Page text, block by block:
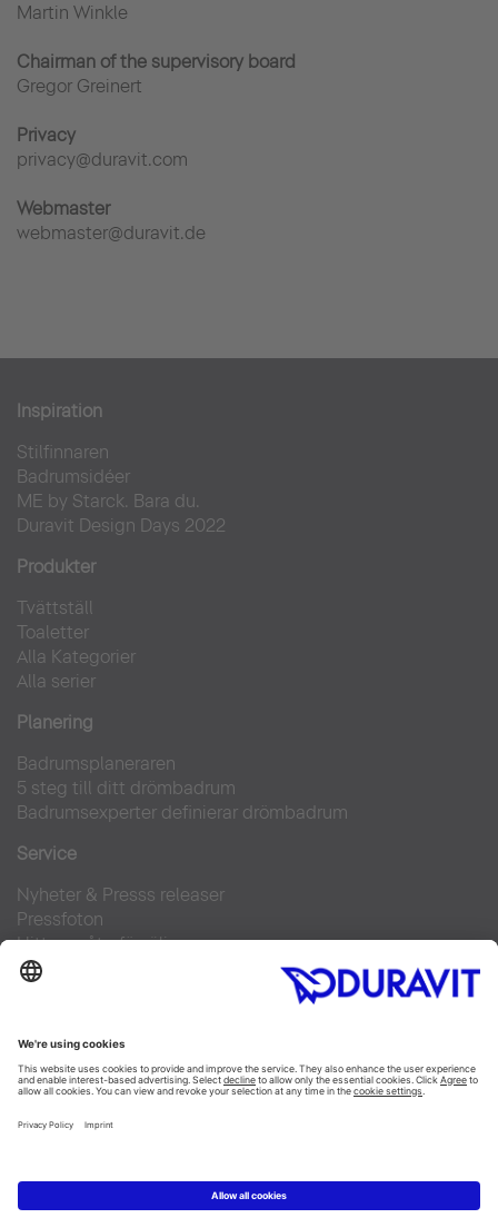
Martin Winkle
Chairman of the supervisory board
Gregor Greinert
Privacy
privacy@duravit.com
Webmaster
webmaster@duravit.de
Inspiration
Stilfinnaren
Badrumsidéer
ME by Starck. Bara du.
Duravit Design Days 2022
Produkter
Tvättställ
Toaletter
Alla Kategorier
Alla serier
Planering
Badrumsplaneraren
5 steg till ditt drömbadrum
Badrumsexperter definierar drömbadrum
Service
Nyheter & Presss releaser
Pressfoton
Hitta en återförsäljare
FAQs
Facebook
Instagram
Pinterest
Flickr
Linked In
Copyright © 2026 Duravit AG